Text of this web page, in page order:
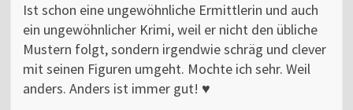
Ist schon eine ungewöhnliche Ermittlerin und auch
ein ungewöhnlicher Krimi, weil er nicht den übliche
Mustern folgt, sondern irgendwie schräg und clever
mit seinen Figuren umgeht. Mochte ich sehr. Weil
anders. Anders ist immer gut! ♥